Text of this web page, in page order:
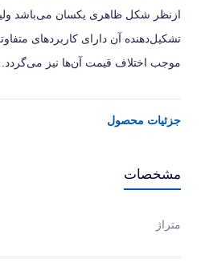
ازنظر شکل ظاهری یکسان می‌باشد
تشکیل‌دهنده آن دارای کاربردهای
موجب اختلاف قیمت آن‌ها نیز می‌گردد.
جزئیات محصول
مشخصات
متراژ